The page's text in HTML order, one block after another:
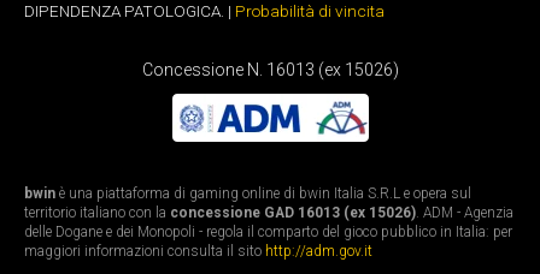
DIPENDENZA PATOLOGICA. | Probabilità di vincita
Concessione N. 16013 (ex 15026)
bwin è una piattaforma di gaming online di bwin Italia S.R.L e opera sul
territorio italiano con la concessione GAD 16013 (ex 15026). ADM - Agenzia
delle Dogane e dei Monopoli - regola il comparto del gioco pubblico in Italia: per
maggiori informazioni consulta il sito http://adm.gov.it